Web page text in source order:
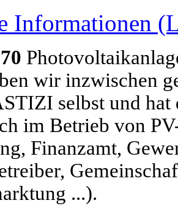
Informationen
wir inzwischen
selbst und
im Betrieb von
Finanzamt,
...).